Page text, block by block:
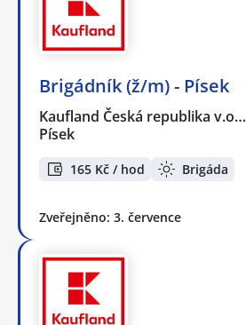
Brigádník (ž/m) - Písek
Kaufland Česká republika v.o…
Písek
165 Kč / hod Brigáda
Zveřejněno: 3. července